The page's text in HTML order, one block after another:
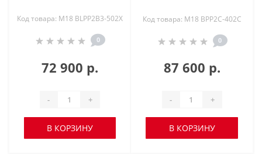
Код товара: M18 BLPP2B3-502X
0
72 900 р.
- +
В КОРЗИНУ
Код товара: M18 BPP2C-402C
0
87 600 р.
- +
В КОРЗИНУ